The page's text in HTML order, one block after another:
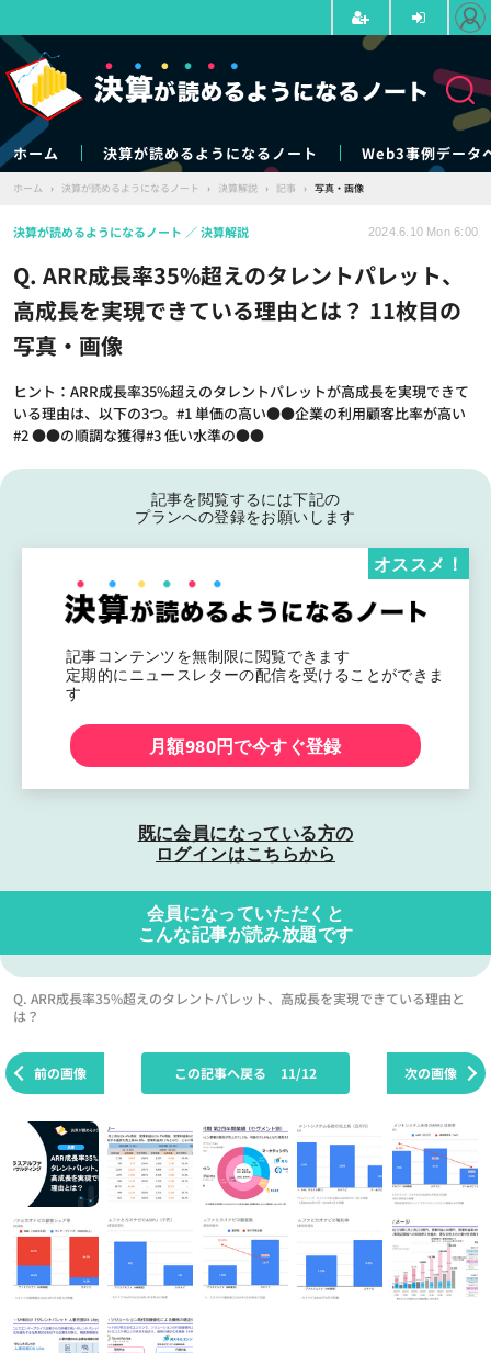
ホーム 決算が読めるようになるノート Web3事例データ
ホーム › 決算が読めるようになるノート › 決算解説 › 記事 › 写真・画像
Q. ARR成長率35%超えのタレントパレット、
高成長を実現できている理由とは？ 11枚目の
写真・画像
ヒント：ARR成長率35%超えのタレントパレットが高成長を実現できて
いる理由は、以下の3つ。#1 単価の高い●●企業の利用顧客比率が高い
#2 ●●の順調な獲得#3 低い水準の●●
決算が読めるようになるノート 決算解説 2024.6.10 Mon 6:00
記事を閲覧するには下記の
プランへの登録をお願いします
記事コンテンツを無制限に閲覧できます
定期的にニュースレターの配信を受けることができま
す
オススメ！
月額980円で今すぐ登録
既に会員になっている方の
ログインはこちらから
会員になっていただくと
こんな記事が読み放題です
Q. ARR成長率35%超えのタレントパレット、高成長を実現できている理由と
は？
前の画像 次の画像
この記事へ戻る 11/12